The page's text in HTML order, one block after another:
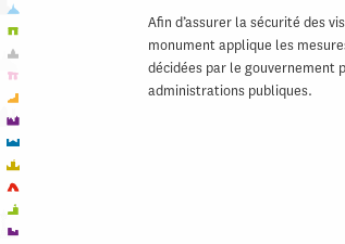
Afin d’assurer la sécurité des
monument applique les
décidées par le gouvernement
administrations publiques.